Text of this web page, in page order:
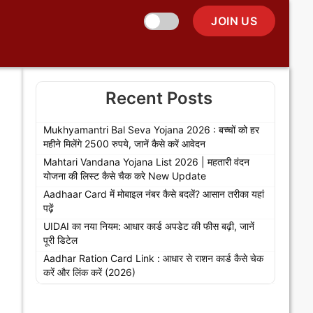
🌞 JOIN US
Recent Posts
Mukhyamantri Bal Seva Yojana 2026 : बच्चों को हर
महीने मिलेंगे 2500 रुपये, जानें कैसे करें आवेदन
Mahtari Vandana Yojana List 2026 | महतारी वंदन
योजना की लिस्ट कैसे चैक करे New Update
Aadhaar Card में मोबाइल नंबर कैसे बदलें? आसान तरीका यहां
पढ़ें
UIDAI का नया नियम: आधार कार्ड अपडेट की फीस बढ़ी, जानें
पूरी डिटेल
Aadhar Ration Card Link : आधार से राशन कार्ड कैसे चेक
करें और लिंक करें (2026)